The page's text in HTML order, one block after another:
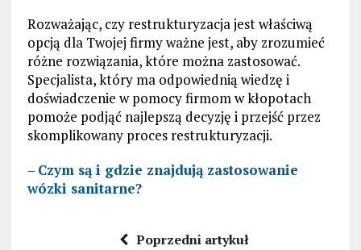
Rozważając, czy restrukturyzacja jest właściwą
opcją dla Twojej firmy ważne jest, aby zrozumieć
różne rozwiązania, które można zastosować.
Specjalista, który ma odpowiednią wiedzę i
doświadczenie w pomocy firmom w kłopotach
pomoże podjąć najlepszą decyzję i przejść przez
skomplikowany proces restrukturyzacji.
– Czym są i gdzie znajdują zastosowanie
wózki sanitarne?
Poprzedni artykuł